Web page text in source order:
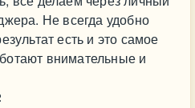
Не всегда удобно
есть и это самое
внимательные и